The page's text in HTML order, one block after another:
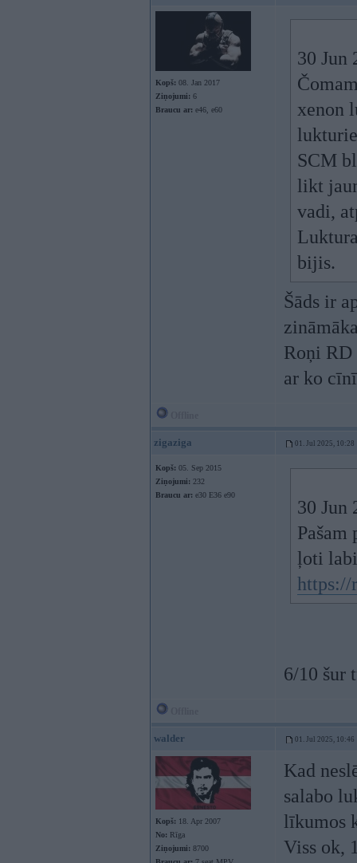
Kopš: 08. Jan 2017
Ziņojumi: 6
Braucu ar: e46, e60
30 Jun
xenon
SCM
likt
vadi,
bijis.
Šāds ir
Roņi RD
ar ko
zigaziga 01. Jul 2025, 10:28
Kopš: 05. Sep 2015
Ziņojumi: 232
Braucu ar: e30 E36 e90
30 Jun
Pašam
ļoti labi
https://
6/10 šur
walder 01. Jul 2025, 10:46
Kopš: 18. Apr 2007
No: Rīga
Ziņojumi: 8700
Kad
salabo
līkumos
Viss ok,